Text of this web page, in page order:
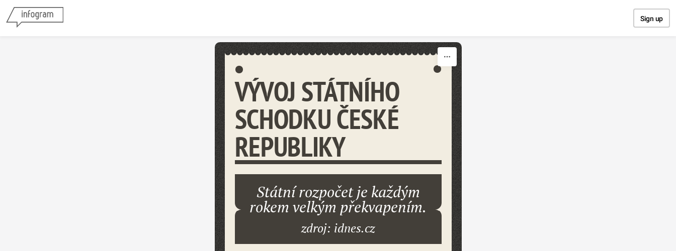
Sign up
VÝVOJ STÁTNÍHO
SCHODKU ČESKÉ
REPUBLIKY
Státní rozpočet je každým
rokem velkým překvapením.
zdroj: idnes.cz